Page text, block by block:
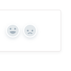
Oui Non